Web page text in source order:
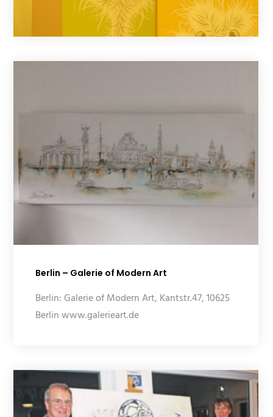
Berlin – Galerie of Modern Art
Berlin: Galerie of Modern Art, Kantstr.47, 10625
Berlin www.galerieart.de